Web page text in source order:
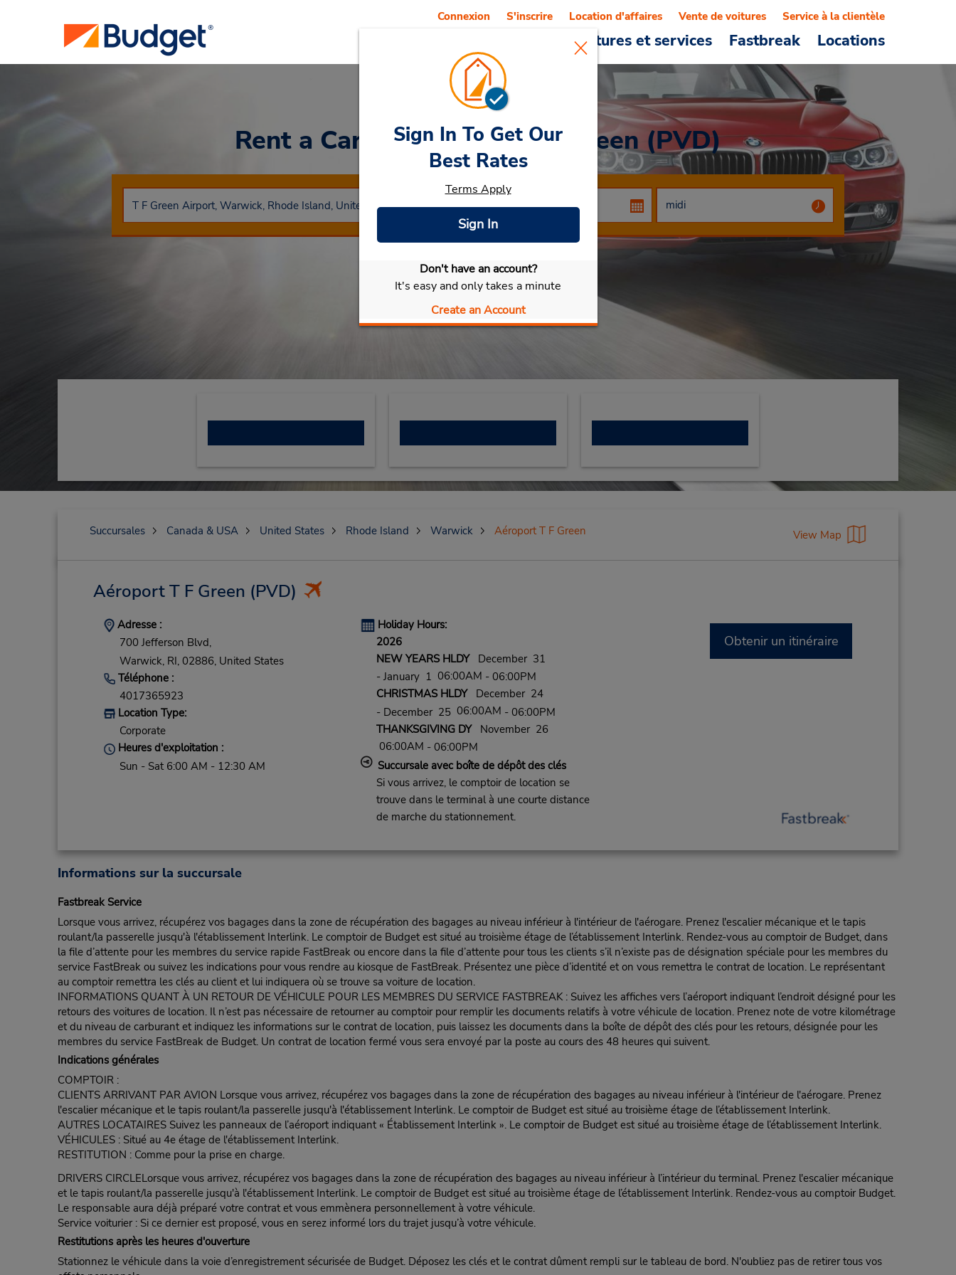
Voitures et services Fastbreak Locations
Connexion S'inscrire Location d'affaires Vente de voitures Service à la clientèle
Rent a Car at Aéroport T F Green (PVD)
Sélectionner ma voiture
Sign In To Get Our
Best Rates
Terms Apply
Sign In
Don't have an account?
It's easy and only takes a minute
Create an Account
Succursales Canada & USA United States Rhode Island Warwick Aéroport T F Green View Map
Aéroport T F Green (PVD)
Adresse :
700 Jefferson Blvd,
Warwick, RI, 02886, United States
Téléphone :
4017365923
Location Type:
Corporate
Heures d'exploitation :
Sun - Sat 6:00 AM - 12:30 AM
Holiday Hours:
2026
NEW YEARS HLDYDecember 31
- January 1 06:00AM - 06:00PM
CHRISTMAS HLDYDecember 24
- December 2506:00AM - 06:00PM
THANKSGIVING DYNovember 26
06:00AM - 06:00PM
Succursale avec boîte de dépôt des clés
Si vous arrivez, le comptoir de location se
trouve dans le terminal à une courte distance
de marche du stationnement.
Obtenir un itinéraire
Informations sur la succursale
Fastbreak Service
Lorsque vous arrivez, récupérez vos bagages dans la zone de récupération des bagages au niveau inférieur à l'intérieur de l'aérogare. Prenez l'escalier mécanique et le tapis
roulant/la passerelle jusqu'à l'établissement Interlink. Le comptoir de Budget est situé au troisième étage de l’établissement Interlink. Rendez-vous au comptoir de Budget, dans
la file d’attente pour les membres du service rapide FastBreak ou encore dans la file d’attente pour tous les clients s’il n’existe pas de désignation spéciale pour les membres du
service FastBreak ou suivez les indications pour vous rendre au kiosque de FastBreak. Présentez une pièce d’identité et on vous remettra le contrat de location. Le représentant
au comptoir remettra les clés au client et lui indiquera où se trouve sa voiture de location.
INFORMATIONS QUANT À UN RETOUR DE VÉHICULE POUR LES MEMBRES DU SERVICE FASTBREAK : Suivez les affiches vers l’aéroport indiquant l’endroit désigné pour les
retours des voitures de location. Il n’est pas nécessaire de retourner au comptoir pour remplir les documents relatifs à votre véhicule de location. Prenez note de votre kilométrage
et du niveau de carburant et indiquez les informations sur le contrat de location, puis laissez les documents dans la boîte de dépôt des clés pour les retours, désignée pour les
membres du service FastBreak de Budget. Un contrat de location fermé vous sera envoyé par la poste au cours des 48 heures qui suivent.
Indications générales
COMPTOIR :
CLIENTS ARRIVANT PAR AVION Lorsque vous arrivez, récupérez vos bagages dans la zone de récupération des bagages au niveau inférieur à l'intérieur de l'aérogare. Prenez
l'escalier mécanique et le tapis roulant/la passerelle jusqu'à l'établissement Interlink. Le comptoir de Budget est situé au troisième étage de l’établissement Interlink.
AUTRES LOCATAIRES Suivez les panneaux de l’aéroport indiquant « Établissement Interlink ». Le comptoir de Budget est situé au troisième étage de l’établissement Interlink.
VÉHICULES : Situé au 4e étage de l'établissement Interlink.
RESTITUTION : Comme pour la prise en charge.
DRIVERS CIRCLELorsque vous arrivez, récupérez vos bagages dans la zone de récupération des bagages au niveau inférieur à l’intérieur du terminal. Prenez l'escalier mécanique
et le tapis roulant/la passerelle jusqu'à l'établissement Interlink. Le comptoir de Budget est situé au troisième étage de l’établissement Interlink. Rendez-vous au comptoir Budget.
Le responsable aura déjà préparé votre contrat et vous emmènera personnellement à votre véhicule.
Service voiturier : Si ce dernier est proposé, vous en serez informé lors du trajet jusqu’à votre véhicule.
Restitutions après les heures d'ouverture
Stationnez le véhicule dans la voie d’enregistrement sécurisée de Budget. Déposez les clés et le contrat dûment rempli sur le tableau de bord. N'oubliez pas de retirer tous vos